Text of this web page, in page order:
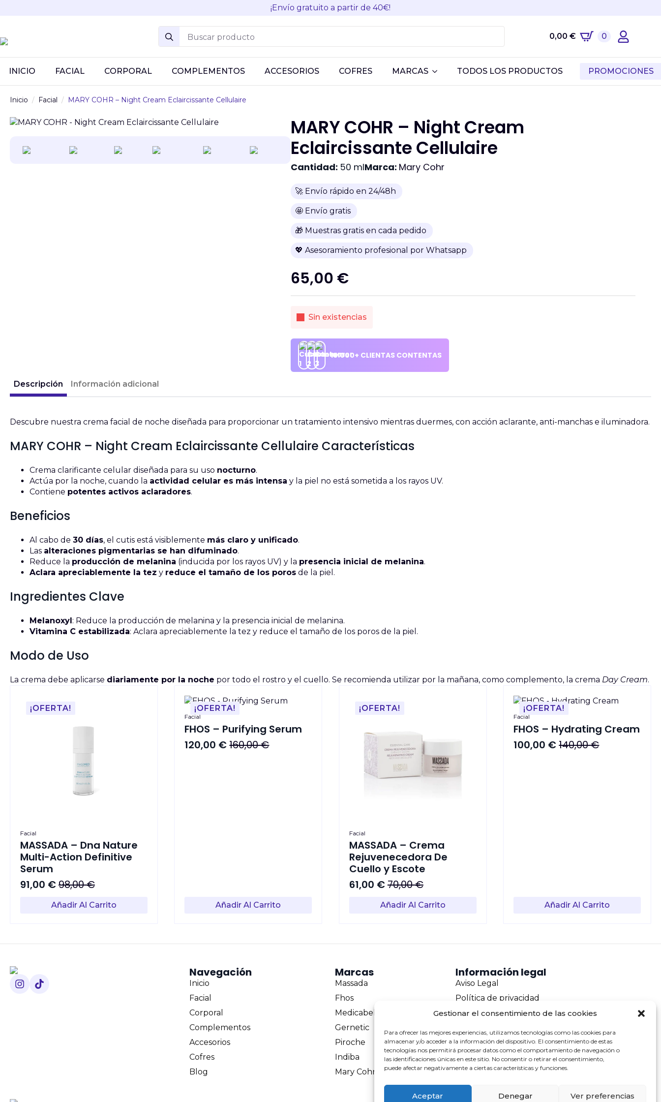
Gestionar el consentimiento de las cookies
Para ofrecer las mejores experiencias, utilizamos tecnologías como las cookies para
almacenar y/o acceder a la información del dispositivo. El consentimiento de estas
tecnologías nos permitirá procesar datos como el comportamiento de navegación o
las identificaciones únicas en este sitio. No consentir o retirar el consentimiento,
puede afectar negativamente a ciertas características y funciones.
Aceptar Denegar Ver preferencias
¡Envío gratuito a partir de 40€!
Search
for:
0,00 € 0
INICIO FACIAL CORPORAL COMPLEMENTOS ACCESORIOS COFRES MARCAS TODOS LOS PRODUCTOS PROMOCIONES
Inicio Facial MARY COHR – Night Cream Eclaircissante Cellulaire
MARY COHR – Night Cream
Eclaircissante Cellulaire
Cantidad: 50 mlMarca: Mary Cohr
🚀 Envío rápido en 24/48h
🤩 Envío gratis
🎁 Muestras gratis en cada pedido
💖 Asesoramiento profesional por Whatsapp
65,00 €
Sin existencias
10.000+ CLIENTAS CONTENTAS
Descripción Información adicional
Descubre nuestra crema facial de noche diseñada para proporcionar un tratamiento intensivo mientras duermes, con acción aclarante, anti-manchas e iluminadora.
MARY COHR – Night Cream Eclaircissante Cellulaire Características
Crema clarificante celular diseñada para su uso nocturno.
Actúa por la noche, cuando la actividad celular es más intensa y la piel no está sometida a los rayos UV.
Contiene potentes activos aclaradores.
Beneficios
Al cabo de 30 días, el cutis está visiblemente más claro y unificado.
Las alteraciones pigmentarias se han difuminado.
Reduce la producción de melanina (inducida por los rayos UV) y la presencia inicial de melanina.
Aclara apreciablemente la tez y reduce el tamaño de los poros de la piel.
Ingredientes Clave
Melanoxyl: Reduce la producción de melanina y la presencia inicial de melanina.
Vitamina C estabilizada: Aclara apreciablemente la tez y reduce el tamaño de los poros de la piel.
Modo de Uso
La crema debe aplicarse diariamente por la noche por todo el rostro y el cuello. Se recomienda utilizar por la mañana, como complemento, la crema Day Cream.
¡OFERTA!
Facial
MASSADA – Dna Nature
Multi-Action Definitive
Serum
98,00€
El
91,00 €
El
Añadir Al Carrito
¡OFERTA!
Facial
FHOS – Purifying Serum
160,00€
El
120,00 €
El
Añadir Al Carrito
¡OFERTA!
Facial
MASSADA – Crema
Rejuvenecedora De
Cuello y Escote
70,00€
El
61,00 €
El
Añadir Al Carrito
¡OFERTA!
Facial
FHOS – Hydrating Cream
140,00€
El
100,00 €
El
Añadir Al Carrito
Navegación
Inicio
Facial
Corporal
Complementos
Accesorios
Cofres
Blog
Marcas
Massada
Fhos
Medicabel
Gernetic
Piroche
Indiba
Mary Cohr
Información legal
Aviso Legal
Política de privacidad
Política de cookies
Envíos y devoluciones
Pago seguro
Contacto